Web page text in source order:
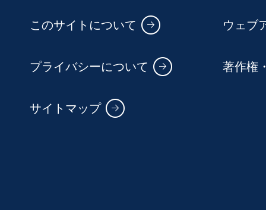
このサイトについて ウェブ
プライバシーについて 著作権
サイトマップ